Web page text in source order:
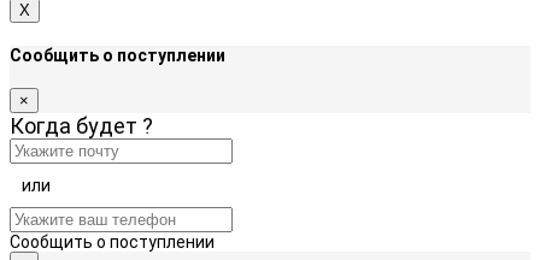
Х
Сообщить о поступлении
×
Когда будет ?
или
Сообщить о поступлении